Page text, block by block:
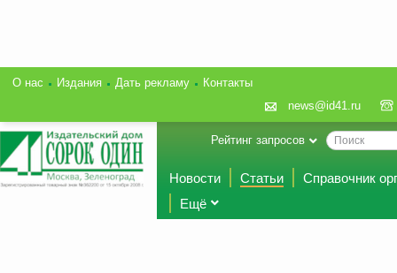
О нас Издания Дать рекламу
Контакты
news@id41.ru
Рейтинг запросов
Новости Статьи
Справочник
Ещё